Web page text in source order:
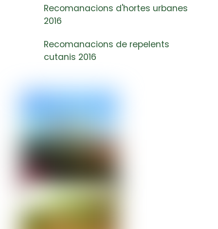
Recomanacions d'hortes urbanes
2016
Recomanacions de repelents
cutanis 2016